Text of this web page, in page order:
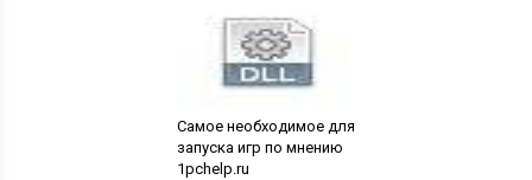
Самое необходимое для
запуска игр по мнению
1pchelp.ru